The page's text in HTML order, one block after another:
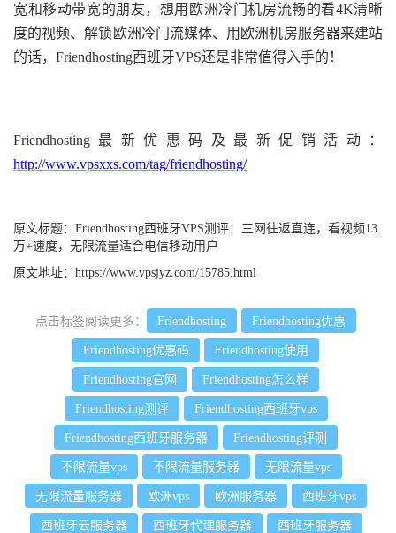
宽和移动带宽的朋友，想用欧洲冷门机房流畅的看4K清晰
度的视频、解锁欧洲冷门流媒体、用欧洲机房服务器来建站
的话，Friendhosting西班牙VPS还是非常值得入手的！
Friendhosting最新优惠码及最新促销活动：
http://www.vpsxxs.com/tag/friendhosting/
原文标题： Friendhosting西班牙VPS测评：三网往返直连，看视频13
万+速度，无限流量适合电信移动用户
原文地址： https://www.vpsjyz.com/15785.html
点击标签阅读更多： Friendhosting Friendhosting优惠
Friendhosting优惠码 Friendhosting使用
Friendhosting官网 Friendhosting怎么样
Friendhosting测评 Friendhosting西班牙vps
Friendhosting西班牙服务器 Friendhosting评测
不限流量vps 不限流量服务器 无限流量vps
无限流量服务器 欧洲vps 欧洲服务器 西班牙vps
西班牙云服务器 西班牙代理服务器 西班牙服务器